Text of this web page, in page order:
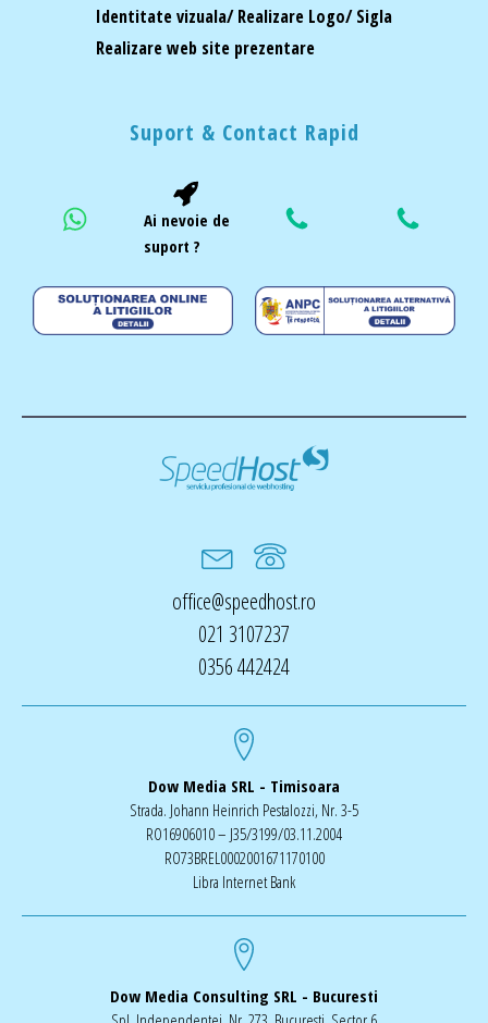
Identitate vizuala/ Realizare Logo/ Sigla
Realizare web site prezentare
Suport & Contact Rapid
Ai nevoie de
suport ?
office@speedhost.ro
021 3107237
0356 442424
Dow Media SRL - Timisoara
Strada. Johann Heinrich Pestalozzi, Nr. 3-5
RO16906010 – J35/3199/03.11.2004
RO73BREL0002001671170100
Libra Internet Bank
Dow Media Consulting SRL - Bucuresti